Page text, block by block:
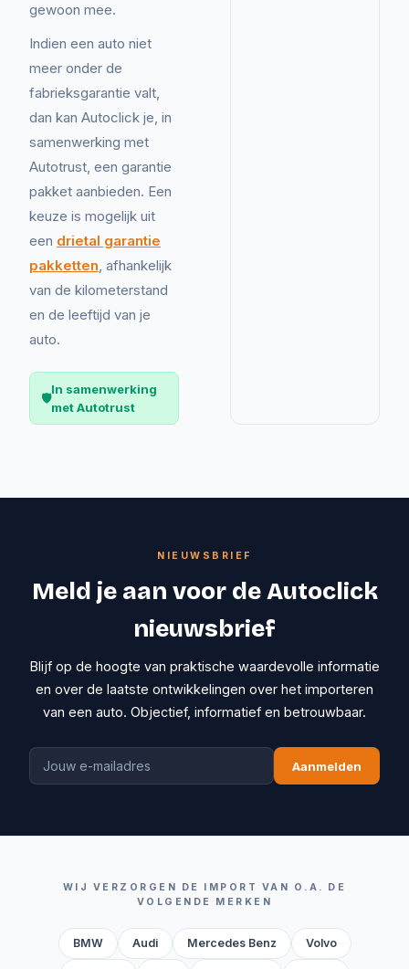
gewoon mee.
Indien een auto niet
meer onder de
fabrieksgarantie valt,
dan kan Autoclick je, in
samenwerking met
Autotrust, een garantie
pakket aanbieden. Een
keuze is mogelijk uit
een drietal garantie
pakketten, afhankelijk
van de kilometerstand
en de leeftijd van je
auto.
🛡️
In samenwerking
met Autotrust
NIEUWSBRIEF
Meld je aan voor de Autoclick
nieuwsbrief
Blijf op de hoogte van praktische waardevolle informatie
en over de laatste ontwikkelingen over het importeren
van een auto. Objectief, informatief en betrouwbaar.
Aanmelden
WIJ VERZORGEN DE IMPORT VAN O.A. DE
VOLGENDE MERKEN
BMW Audi Mercedes Benz Volvo